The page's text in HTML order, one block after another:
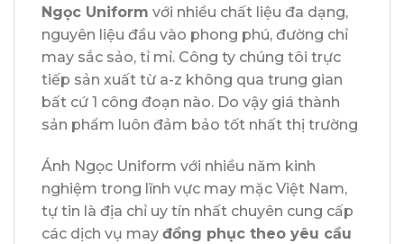
Ngọc Uniform với nhiều chất liệu đa dạng,
nguyên liệu đầu vào phong phú, đường chỉ
may sắc sảo, tỉ mỉ. Công ty chúng tôi trực
tiếp sản xuất từ a-z không qua trung gian
bất cứ 1 công đoạn nào. Do vậy giá thành
sản phẩm luôn đảm bảo tốt nhất thị trường
Ánh Ngọc Uniform với nhiều năm kinh
nghiệm trong lĩnh vực may mặc Việt Nam,
tự tin là địa chỉ uy tín nhất chuyên cung cấp
các dịch vụ may đồng phục theo yêu cầu